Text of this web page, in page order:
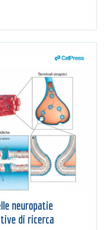
neuropatie
di ricerca